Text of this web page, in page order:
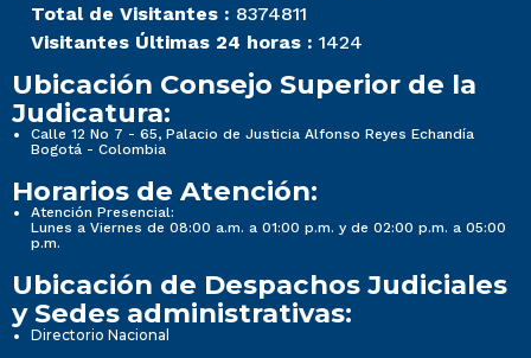
Total de Visitantes : 8374811
Visitantes Últimas 24 horas : 1424
Ubicación Consejo Superior de la
Judicatura:
Calle 12 No 7 - 65, Palacio de Justicia Alfonso Reyes Echandía
Bogotá - Colombia
Horarios de Atención:
Atención Presencial:
Lunes a Viernes de 08:00 a.m. a 01:00 p.m. y de 02:00 p.m. a 05:00
p.m.
Ubicación de Despachos Judiciales
y Sedes administrativas:
Directorio Nacional